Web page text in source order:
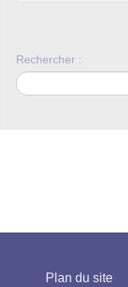
Rechercher :
Plan du site